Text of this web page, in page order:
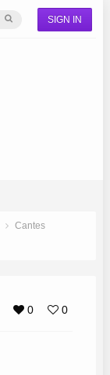
SIGN IN
Cantes
0 0